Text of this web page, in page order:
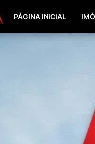
PÁGINA INICIAL